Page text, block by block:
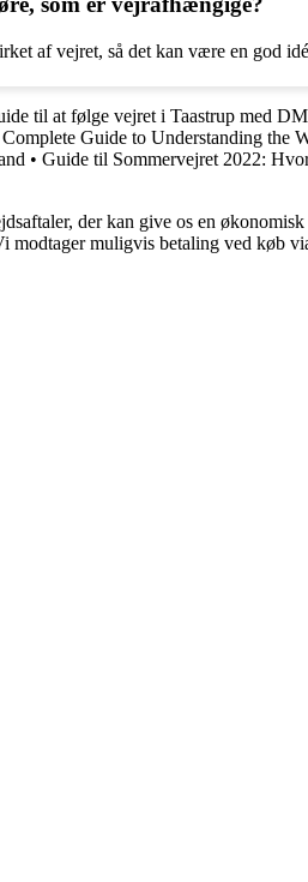
af vejret, så det kan være en god
til at følge vejret i Taastrup med
Complete Guide to Understanding the
• Guide til Sommervejret 2022:
der kan give os en økonomisk
muligvis betaling ved køb